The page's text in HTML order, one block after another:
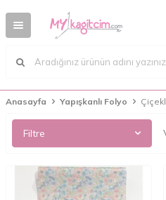
Anasayfa Yapışkanlı Folyo
Filtre